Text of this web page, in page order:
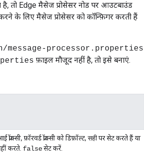
है, तो Edge मैसेज प्रोसेसर नोड पर आउटबाउंड
करने के लिए मैसेज प्रोसेसर को कॉन्फ़िगर करती हैं
processor.properties
फ़ाइल मौजूद नहीं है, तो इसे बनाएं.
फ़ॉरवर्ड प्रॉक्सी को डिफ़ॉल्ट, सहीपर सेट करते हैं या
करते. falseसेट करें.